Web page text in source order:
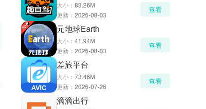
大小： 83.26M
更新： 2026-08-03
查看
元地球Earth
大小： 41.94M
更新： 2026-08-03
查看
差旅平台
大小： 73.46M
更新： 2026-07-26
查看
滴滴出行